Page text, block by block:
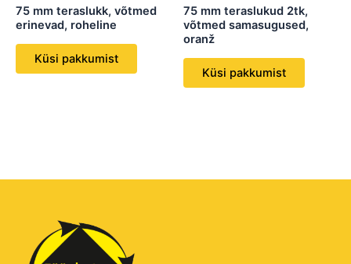
75 mm teraslukk, võtmed
erinevad, roheline
Küsi pakkumist
75 mm teraslukud 2tk,
võtmed samasugused,
oranž
Küsi pakkumist